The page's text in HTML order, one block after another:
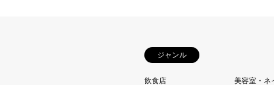
ジャンル
飲食店 美容室・ネ